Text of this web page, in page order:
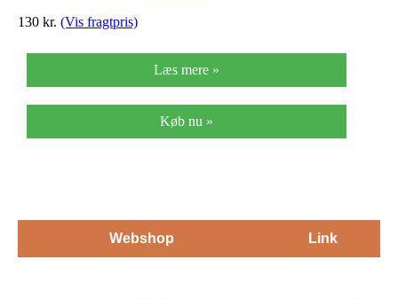
Cleansing Gel
– 150 ml
130 kr. (Vis fragtpris)
Læs mere »
Køb nu »
Webshop Link